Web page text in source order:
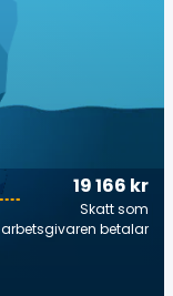
19 166 kr
Skatt som
arbetsgivaren betalar